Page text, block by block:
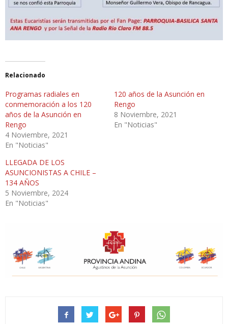
Relacionado
Programas radiales en
conmemoración a los 120
años de la Asunción en
Rengo
4 Noviembre, 2021
En "Noticias"
120 años de la Asunción en
Rengo
8 Noviembre, 2021
En "Noticias"
LLEGADA DE LOS
ASUNCIONISTAS A CHILE –
134 AÑOS
5 Noviembre, 2024
En "Noticias"